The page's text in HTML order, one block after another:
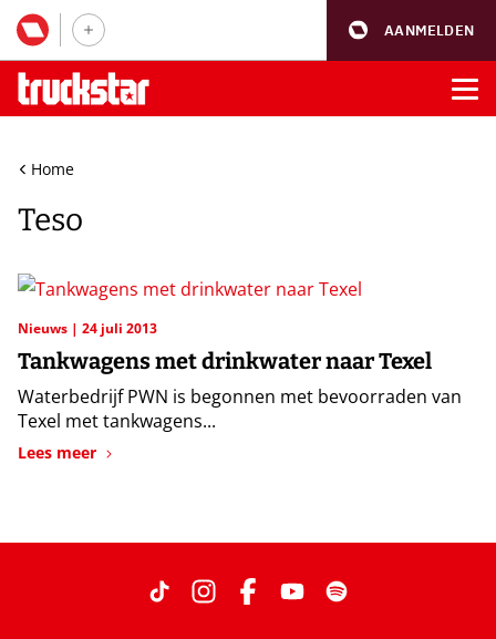
AANMELDEN
Home
Teso
Nieuws 24 juli 2013
Tankwagens met drinkwater naar Texel
Waterbedrijf PWN is begonnen met bevoorraden van
Texel met tankwagens...
Lees meer